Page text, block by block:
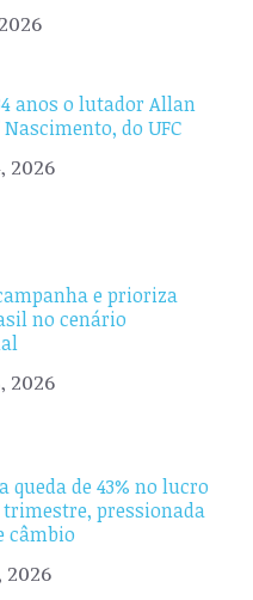
anos o lutador Allan
Nascimento, do UFC
2026
e prioriza
no cenário
2026
queda de 43% no lucro
trimestre, pressionada
câmbio
2026